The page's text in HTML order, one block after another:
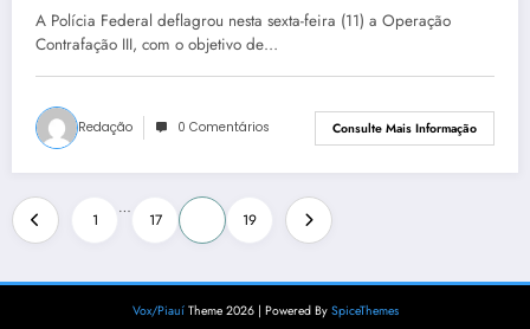
A Polícia Federal deflagrou nesta sexta-feira (11) a Operação
Contrafação III, com o objetivo de…
Redação 0 Comentários Consulte Mais Informação
Paginação
de
posts
1
…
17 19
Vox/Piauí Theme 2026 | Powered By SpiceThemes